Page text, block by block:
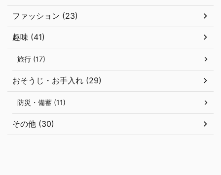
ファッション (23)
趣味 (41)
旅行 (17)
おそうじ・お手入れ (29)
防災・備蓄 (11)
その他 (30)